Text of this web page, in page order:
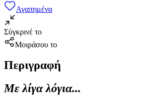
Αγαπημένα
Σύγκρινέ το
Μοιράσου το
Περιγραφή
Με λίγα λόγια...